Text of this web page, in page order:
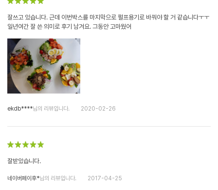
잘쓰고 있습니다. 근데 이번박스를 마지막으로 펄프용기로 바꿔야 할 거 같습니다ㅜㅜ
일년여간 잘 쓴 의미로 후기 남겨요. 그동안 고마웠어
ekdb****님의 리뷰입니다. 2020-02-26
잘받았습니다.
네이버페이후*님의 리뷰입니다. 2017-04-25